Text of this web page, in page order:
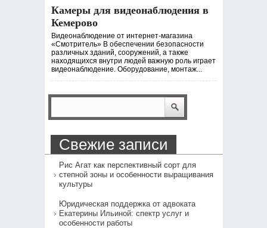
Камеры для видеонаблюдения в
Кемерово
Видеонаблюдение от интернет-магазина
«Смотритель» В обеспечении безопасности
различных зданий, сооружений, а также
находящихся внутри людей важную роль играет
видеонаблюдение. Оборудование, монтаж...
Свежие записи
Рис Агат как перспективный сорт для
степной зоны и особенности выращивания
культуры
Юридическая поддержка от адвоката
Екатерины Ильиной: спектр услуг и
особенности работы